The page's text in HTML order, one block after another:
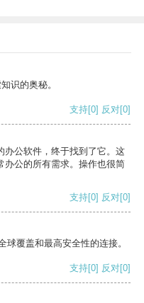
识的奥秘。
支持[0] 反对[0]
办公软件，终于找到了它。这
办公的所有需求。操作也很简
支持[0] 反对[0]
覆盖和最高安全性的连接。
支持[0] 反对[0]